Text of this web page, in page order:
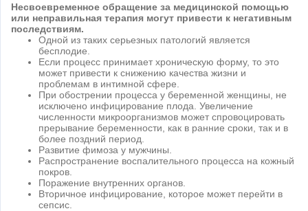
Несвоевременное обращение за медицинской помощью
или неправильная терапия могут привести к негативным
последствиям.
Одной из таких серьезных патологий является
бесплодие.
Если процесс принимает хроническую форму, то это
может привести к снижению качества жизни и
проблемам в интимной сфере.
При обострении процесса у беременной женщины, не
исключено инфицирование плода. Увеличение
численности микроорганизмов может спровоцировать
прерывание беременности, как в ранние сроки, так и в
более поздний период.
Развитие фимоза у мужчины.
Распространение воспалительного процесса на кожный
покров.
Поражение внутренних органов.
Вторичное инфицирование, которое может перейти в
сепсис.